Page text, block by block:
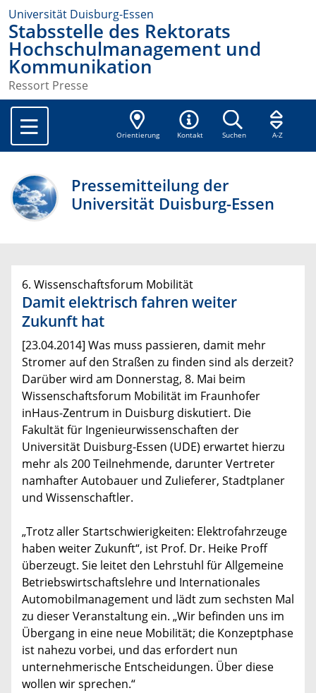
Universität Duisburg-Essen
Stabsstelle des Rektorats
Hochschulmanagement und
Kommunikation
Ressort Presse
Orientierung Kontakt Suchen A-Z
Pressemitteilung der
Universität Duisburg-Essen
6. Wissenschaftsforum Mobilität
Damit elektrisch fahren weiter
Zukunft hat
[23.04.2014] Was muss passieren, damit mehr
Stromer auf den Straßen zu finden sind als derzeit?
Darüber wird am Donnerstag, 8. Mai beim
Wissenschaftsforum Mobilität im Fraunhofer
inHaus-Zentrum in Duisburg diskutiert. Die
Fakultät für Ingenieurwissenschaften der
Universität Duisburg-Essen (UDE) erwartet hierzu
mehr als 200 Teilnehmende, darunter Vertreter
namhafter Autobauer und Zulieferer, Stadtplaner
und Wissenschaftler.
„Trotz aller Startschwierigkeiten: Elektrofahrzeuge
haben weiter Zukunft“, ist Prof. Dr. Heike Proff
überzeugt. Sie leitet den Lehrstuhl für Allgemeine
Betriebswirtschaftslehre und Internationales
Automobilmanagement und lädt zum sechsten Mal
zu dieser Veranstaltung ein. „Wir befinden uns im
Übergang in eine neue Mobilität; die Konzeptphase
ist nahezu vorbei, und das erfordert nun
unternehmerische Entscheidungen. Über diese
wollen wir sprechen.“